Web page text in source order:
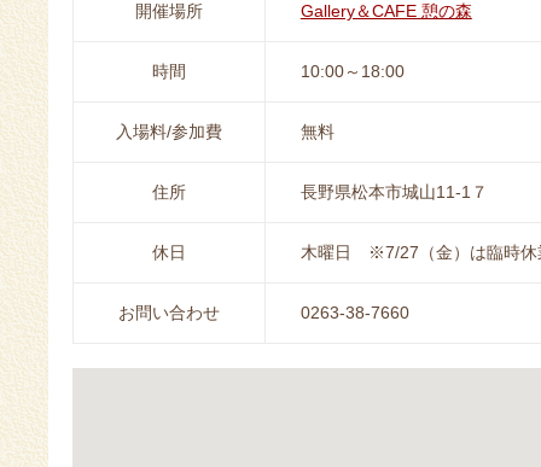
開催場所 Gallery＆CAFE 憩の森
時間 10:00～18:00
入場料/参加費 無料
住所 長野県松本市城山11-1７
休日 木曜日 ※7/27（金）は臨時休
お問い合わせ 0263-38-7660